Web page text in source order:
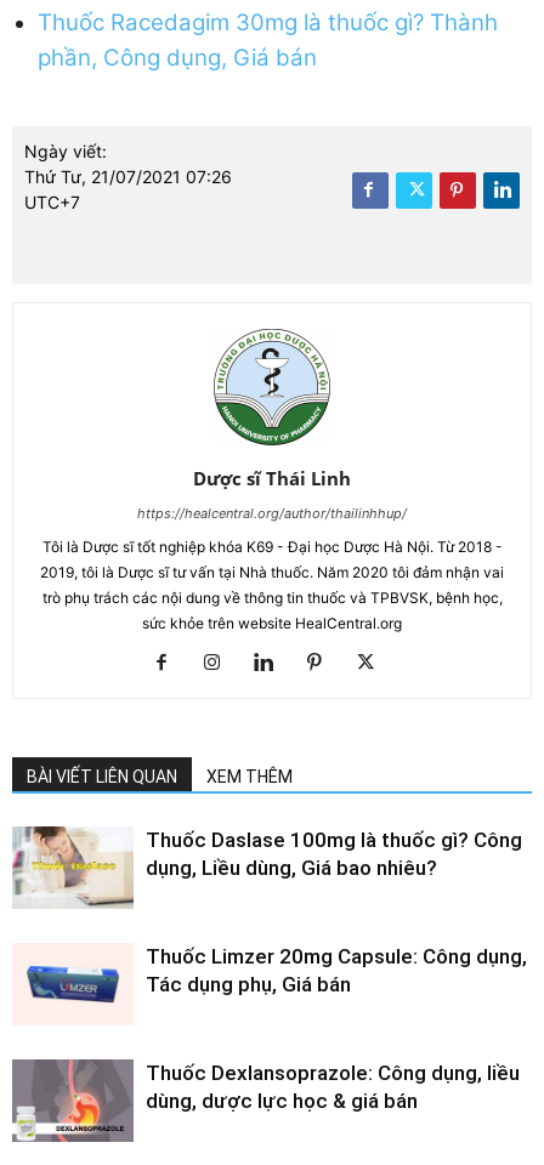
Thuốc Racedagim 30mg là thuốc gì? Thành
phần, Công dụng, Giá bán
Ngày viết:
Thứ Tư, 21/07/2021 07:26
UTC+7
Dược sĩ Thái Linh
https://healcentral.org/author/thailinhhup/
Tôi là Dược sĩ tốt nghiệp khóa K69 - Đại học Dược Hà Nội. Từ 2018 -
2019, tôi là Dược sĩ tư vấn tại Nhà thuốc. Năm 2020 tôi đảm nhận vai
trò phụ trách các nội dung về thông tin thuốc và TPBVSK, bệnh học,
sức khỏe trên website HealCentral.org
BÀI VIẾT LIÊN QUAN XEM THÊM
Thuốc Daslase 100mg là thuốc gì? Công
dụng, Liều dùng, Giá bao nhiêu?
Thuốc Limzer 20mg Capsule: Công dụng,
Tác dụng phụ, Giá bán
Thuốc Dexlansoprazole: Công dụng, liều
dùng, dược lực học & giá bán